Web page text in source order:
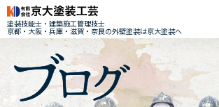
塗装技能士・建築施工管理技士
京都・大阪・兵庫・滋賀・奈良の外壁塗装は京大塗装へ